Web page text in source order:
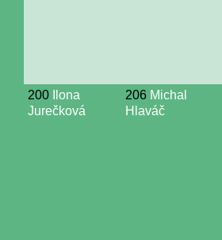
200
Ilona
Jurečková
206 Michal
Hlaváč